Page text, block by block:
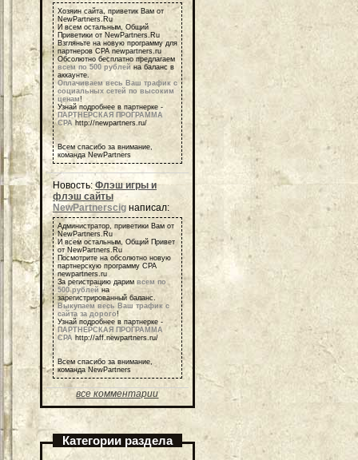
Хозяин сайта, приветик Вам от
NewPartners.Ru
И всем остальным, Общий
Приветики от NewPartners.Ru
Взгляньте на новую программу для
партнеров СРА newpartners.ru
Обсолютно бесплатно предлагаем
всем по 500 рублей на баланс в
аккаунте.
Оплачиваем весь Ваш трафик с
социальных сетей по высоким
ценам!
Узнай подробнее в партнерке -
ПАРТНЕРСКАЯ ПРОГРАММА
СРА http://newpartners.ru/
Всем спасибо за внимание,
команда NewPartners
Новость:Флэш игры и
флэш сайты
NewPartnerscig написал:
Администратор, приветики Вам от
NewPartners.Ru
И всем остальным, Общий Привет
от NewPartners.Ru
Посмотрите на обсолютно новую
партнерскую программу СРА
newpartners.ru
За регистрацию дарим всем по
500 рублей на
зарегистрированный баланс.
Выкупаем весь Ваш трафик с
сайта за дорого!
Узнай подробнее в партнерке -
ПАРТНЕРСКАЯ ПРОГРАММА
СРА http://aff.newpartners.ru/
Всем спасибо за внимание,
команда NewPartners
все комментарии
Категории раздела